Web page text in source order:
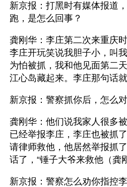
新京报：打黑时有媒体报道
跑，是怎么回事？
龚刚华：李庄第二次来重庆时
李庄开玩笑说我胆子小，叫
为怕被抓，我和他见面第二
江心岛藏起来。李庄那句话
新京报：警察抓你后，怎么
龚刚华：他们说我家人很多
已经举报李庄，李庄也被抓
请律师救他，他居然举报抓
话了，“锤子大爷来救他（龚
新京报：警察怎么劝你指控